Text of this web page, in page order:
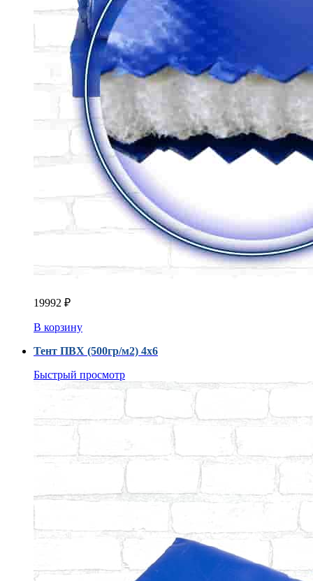
19992 ₽
В корзину
Тент ПВХ (500гр/м2) 4x6
Быстрый просмотр